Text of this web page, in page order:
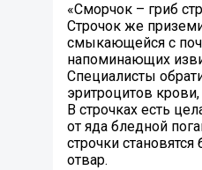
«Сморчок – гриб
Строчок же
смыкающейся с
напоминающих
Специалисты
эритроцитов
В строчках есть
от яда бледной
строчки
отвар.